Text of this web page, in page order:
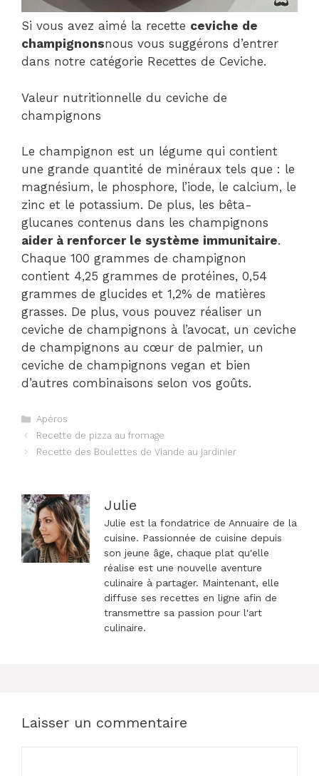
Si vous avez aimé la recette ceviche de
champignonsnous vous suggérons d’entrer
dans notre catégorie Recettes de Ceviche.
Valeur nutritionnelle du ceviche de
champignons
Le champignon est un légume qui contient
une grande quantité de minéraux tels que : le
magnésium, le phosphore, l’iode, le calcium, le
zinc et le potassium. De plus, les bêta-
glucanes contenus dans les champignons
aider à renforcer le système immunitaire.
Chaque 100 grammes de champignon
contient 4,25 grammes de protéines, 0,54
grammes de glucides et 1,2% de matières
grasses. De plus, vous pouvez réaliser un
ceviche de champignons à l’avocat, un ceviche
de champignons au cœur de palmier, un
ceviche de champignons vegan et bien
d’autres combinaisons selon vos goûts.
Catégories
Apéros
Navigation
des
Recette de pizza au fromage
Recette des Boulettes de Viande au jardinier
Julie
Julie est la fondatrice de Annuaire de la
cuisine. Passionnée de cuisine depuis
son jeune âge, chaque plat qu'elle
réalise est une nouvelle aventure
culinaire à partager. Maintenant, elle
diffuse ses recettes en ligne afin de
transmettre sa passion pour l'art
culinaire.
Laisser un commentaire